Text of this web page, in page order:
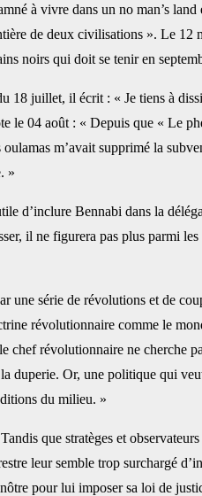
à vivre dans un no ‎man’s land
de deux civilisations ». Le 12
noirs qui doit se tenir en
juillet, il écrit : « Je tiens à
le 04 ‎août : « Depuis que « Le
m’avait supprimé la
»
d’inclure Bennabi dans la
il ne ‎figurera pas plus parmi
série de révolutions et de
‎révolutionnaire comme le
chef révolutionnaire ne cherche
duperie. Or, une politique qui
du milieu. »
que stratèges et
leur ‎semble trop surchargé
pour lui imposer sa loi de